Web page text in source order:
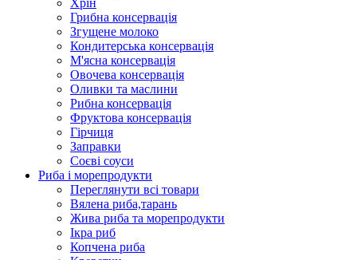
Хрін
Грибна консервація
Згущене молоко
Кондитерська консервація
М'ясна консервація
Овочева консервація
Оливки та маслини
Рибна консервація
Фруктова консервація
Гірчиця
Заправки
Соєві соуси
Риба і морепродукти
Переглянути всі товари
Вялена риба,тарань
Жива риба та морепродукти
Ікра риб
Копчена риба